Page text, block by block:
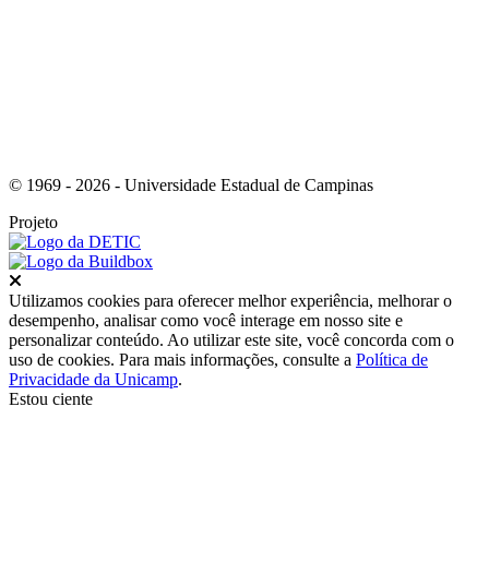
© 1969 - 2026 - Universidade Estadual de Campinas
Projeto
Utilizamos cookies para oferecer melhor experiência, melhorar o
desempenho, analisar como você interage em nosso site e
personalizar conteúdo. Ao utilizar este site, você concorda com o
uso de cookies. Para mais informações, consulte a Política de
Privacidade da Unicamp.
Estou ciente